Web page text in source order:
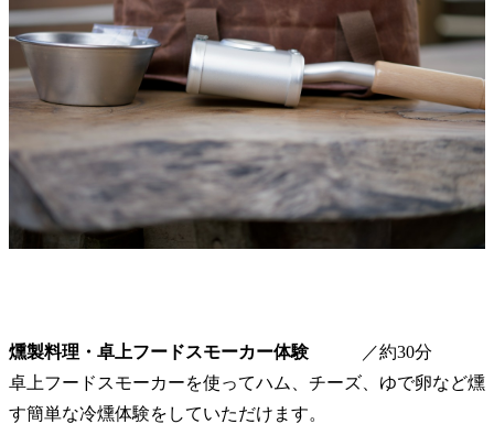
燻製料理・卓上フードスモーカー体験／約30分
卓上フードスモーカーを使ってハム、チーズ、ゆで卵など燻
す簡単な冷燻体験をしていただけます。